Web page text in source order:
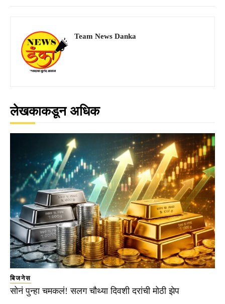
Team News Danka
लेखकाकडून अधिक
बिजनेस
सोनं पुन्हा चमकलं! सलग चौथ्या दिवशी दरांची मोठी झेप